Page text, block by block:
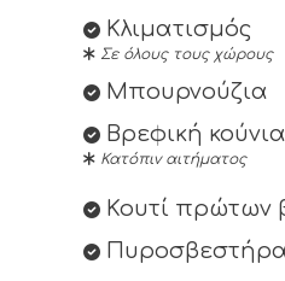
Κλιματισμός
Σε όλους τους χώρους
Μπουρνούζια
Βρεφική κούνια
Κατόπιν αιτήματος
Κουτί πρώτων